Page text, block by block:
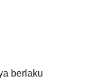
berlaku